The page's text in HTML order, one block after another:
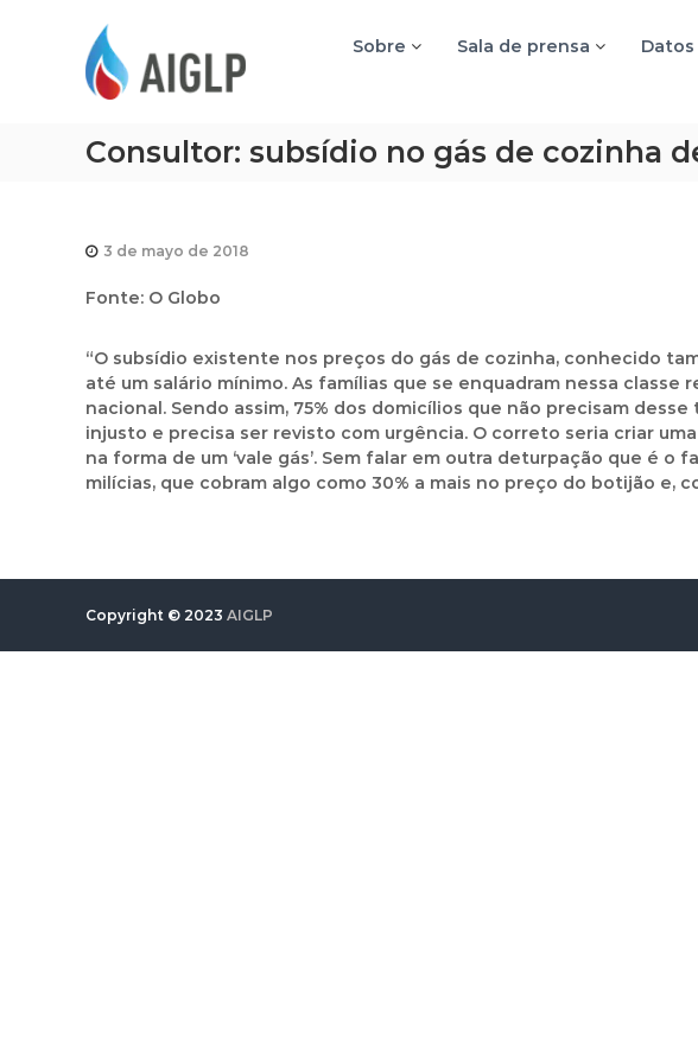
Sobre Sala de prensa
Consultor: subsídio no gás de cozinha
3 de mayo de 2018
Fonte: O Globo
“O subsídio existente nos preços do gás de cozinha, conhecido
até um salário mínimo. As famílias que se enquadram nessa
nacional. Sendo assim, 75% dos domicílios que não precisam
injusto e precisa ser revisto com urgência. O correto seria criar
na forma de um ‘vale gás’. Sem falar em outra deturpação que é
milícias, que cobram algo como 30% a mais no preço do botijão e,
Copyright © 2023 AIGLP